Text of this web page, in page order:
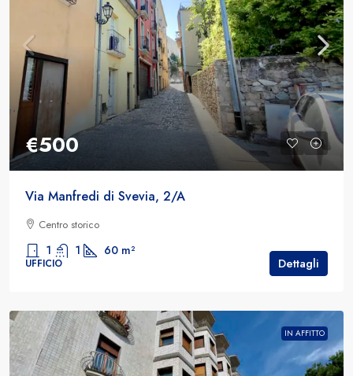
€500
Via Manfredi di Svevia, 2/A
Centro storico
1 1 60 m²
UFFICIO Dettagli
IN AFFITTO